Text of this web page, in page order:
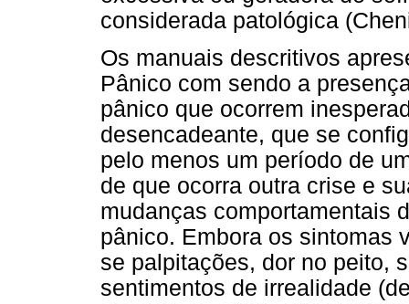
considerada patológica
Os manuais descritivos
Pânico com sendo a
pânico que ocorrem
desencadeante, que se
pelo menos um período de
de que ocorra outra crise e
mudanças comportamentais
pânico. Embora os sintomas
se palpitações, dor no peito,
sentimentos de irrealidade